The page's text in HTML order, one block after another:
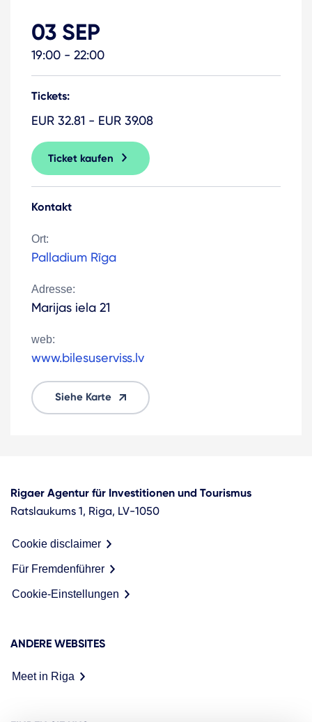
03 SEP
19:00 - 22:00
Tickets:
EUR 32.81 - EUR 39.08
Ticket kaufen
Kontakt
Ort:
Palladium Rīga
Adresse:
Marijas iela 21
web:
www.bilesuserviss.lv
Siehe Karte
Rigaer Agentur für Investitionen und Tourismus
Ratslaukums 1, Riga, LV-1050
Cookie disclaimer
Für Fremdenführer
Cookie-Einstellungen
ANDERE WEBSITES
Meet in Riga